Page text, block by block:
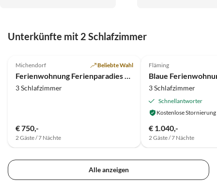
Unterkünfte mit 2 Schlafzimmer
Michendorf Beliebte Wahl
3 Schlafzimmer
€ 750,-
2 Gäste / 7 Nächte
Fläming
Blaue
3 Schlafzimmer
Schnellantworter
Kostenlose Stornierung
€ 1.040,-
2 Gäste / 7 Nächte
Alle anzeigen